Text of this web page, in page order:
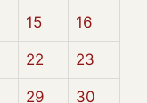
15 16
22 23
29 30